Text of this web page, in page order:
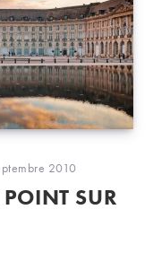
:
2010
SUR